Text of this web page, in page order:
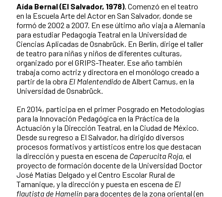
Aída Bernal (El Salvador, 1978). Comenzó en el teatro
en la Escuela Arte del Actor en San Salvador, donde se
formó de 2002 a 2007. En ese último año viaja a Alemania
para estudiar Pedagogía Teatral en la Universidad de
Ciencias Aplicadas de Osnabrück. En Berlín, dirige el taller
de teatro para niñas y niños de diferentes culturas,
organizado por el GRIPS-Theater. Ese año también
trabaja como actriz y directora en el monólogo creado a
partir de la obra El Malentendidode Albert Camus, en la
Universidad de Osnabrück.
En 2014, participa en el primer Posgrado en Metodologías
para la Innovación Pedagógica en la Práctica de la
Actuación y la Dirección Teatral, en la Ciudad de México.
Desde su regreso a El Salvador, ha dirigido diversos
procesos formativos y artísticos entre los que destacan
la dirección y puesta en escena de Caperucita Roja, el
proyecto de formación docente de la Universidad Doctor
José Matías Delgado y el Centro Escolar Rural de
Tamanique, y la dirección y puesta en escena de El
flautista de Hamelin para docentes de la zona oriental (en